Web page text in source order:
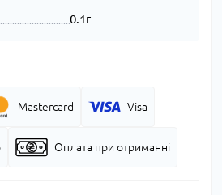
0.1г
Mastercard Visa
Оплата при отриманні